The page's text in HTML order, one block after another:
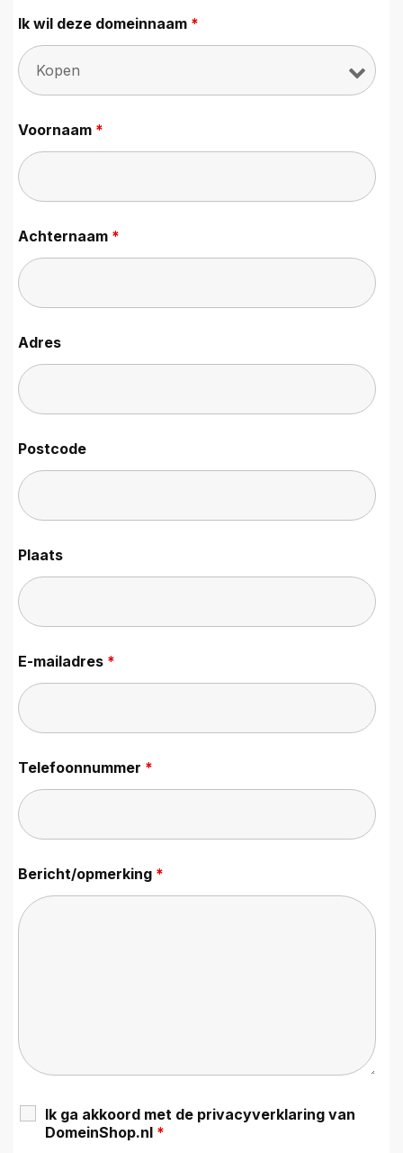
Ik wil deze domeinnaam *
Voornaam *
Achternaam *
Adres
Postcode
Plaats
E-mailadres *
Telefoonnummer *
Bericht/opmerking *
Ik ga akkoord met de privacyverklaring van
DomeinShop.nl *